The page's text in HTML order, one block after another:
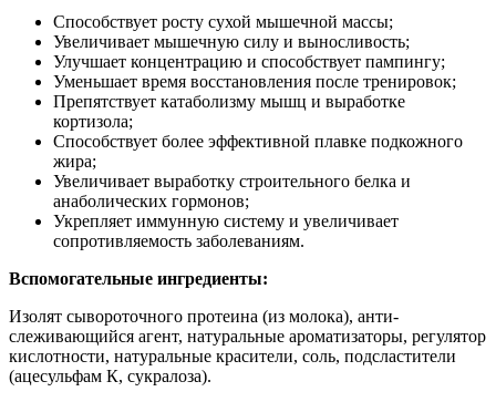
Способствует росту сухой мышечной массы;
Увеличивает мышечную силу и выносливость;
Улучшает концентрацию и способствует пампингу;
Уменьшает время восстановления после тренировок;
Препятствует катаболизму мышц и выработке
кортизола;
Способствует более эффективной плавке подкожного
жира;
Увеличивает выработку строительного белка и
анаболических гормонов;
Укрепляет иммунную систему и увеличивает
сопротивляемость заболеваниям.
Вспомогательные ингредиенты:
Изолят сывороточного протеина (из молока), анти-
слеживающийся агент, натуральные ароматизаторы, регулятор
кислотности, натуральные красители, соль, подсластители
(ацесульфам К, сукралоза).